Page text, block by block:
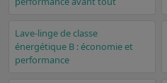
Lave-linge de classe
énergétique B : économie et
performance